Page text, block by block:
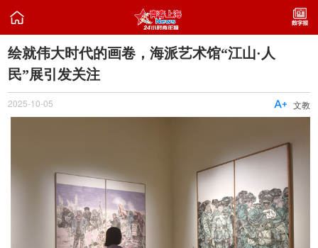

绘就伟大时代的画卷，海派艺术馆“江山·人
民”展引发关注
2025-10-05 文教
